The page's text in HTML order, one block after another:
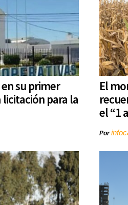
su primer
para la
El
el “1
Por